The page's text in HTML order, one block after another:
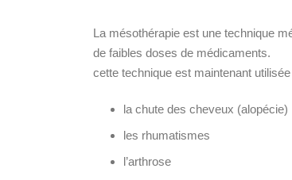
La mésothérapie est une technique
de faibles doses de médicaments.
cette technique est maintenant
la chute des cheveux (alopécie)
les rhumatismes
l’arthrose